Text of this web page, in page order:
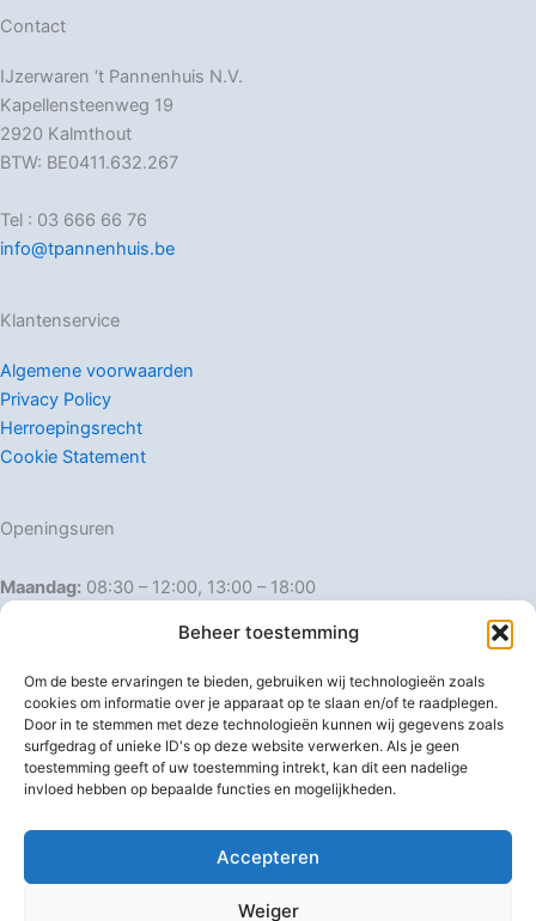
Beheer toestemming
Om de beste ervaringen te bieden, gebruiken wij technologieën zoals
cookies om informatie over je apparaat op te slaan en/of te raadplegen.
Door in te stemmen met deze technologieën kunnen wij gegevens zoals
surfgedrag of unieke ID's op deze website verwerken. Als je geen
toestemming geeft of uw toestemming intrekt, kan dit een nadelige
invloed hebben op bepaalde functies en mogelijkheden.
Accepteren
Weiger
Contact
IJzerwaren ‘t Pannenhuis N.V.
Kapellensteenweg 19
2920 Kalmthout
BTW: BE0411.632.267
Tel : 03 666 66 76
info@tpannenhuis.be
Klantenservice
Algemene voorwaarden
Privacy Policy
Herroepingsrecht
Cookie Statement
Openingsuren
Maandag: 08:30 – 12:00, 13:00 – 18:00
Dinsdag:
08:30 – 12:00, 13:00 – 18:00
Donderdag: 08:30 – 12:00, 13:00 – 18:00
Vrijdag: 08:30 – 12:00, 13:00 – 18:00
Zaterdag: 08:30 – 16:00
Zondag: Gesloten